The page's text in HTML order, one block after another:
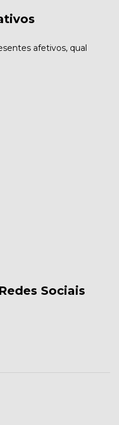
afetivos, qual
Sociais